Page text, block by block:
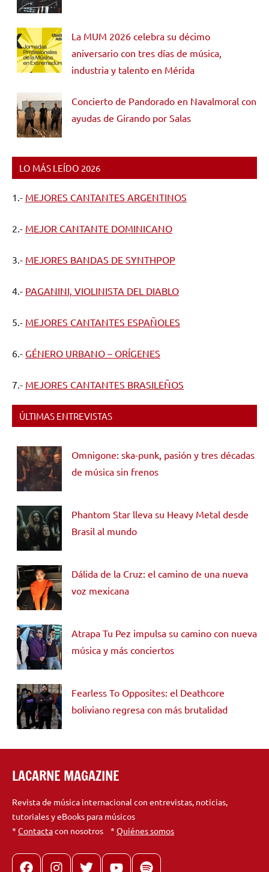
La MUM 2026 celebra su décimo
aniversario con tres días de música,
industria y talento en Mérida
Concierto de Pandorado en Navalmoral con
ayudas de Girando por Salas
LO MÁS LEÍDO 2026
1.- MEJORES CANTANTES ARGENTINOS
2.- MEJOR CANTANTE DOMINICANO
3.- MEJORES BANDAS DE SYNTHPOP
4.- PAGANINI, VIOLINISTA DEL DIABLO
5.- MEJORES CANTANTES ESPAÑOLES
6.- GÉNERO URBANO – ORÍGENES
7.- MEJORES CANTANTES BRASILEÑOS
ÚLTIMAS ENTREVISTAS
Omnigone: ska-punk, pasión y tres décadas
de música sin frenos
Phantom Star lleva su Heavy Metal desde
Brasil al mundo
Dálida de la Cruz: el camino de una nueva
voz mexicana
Atrapa Tu Pez impulsa su camino con nueva
música y más conciertos
Fearless To Opposites: el Deathcore
boliviano regresa con más brutalidad
LACARNE MAGAZINE
Revista de música internacional con entrevistas, noticias,
tutoriales y eBooks para músicos
* Contactacon nosotros * Quiénes somos
FacebookInstagram
X youtubespotify